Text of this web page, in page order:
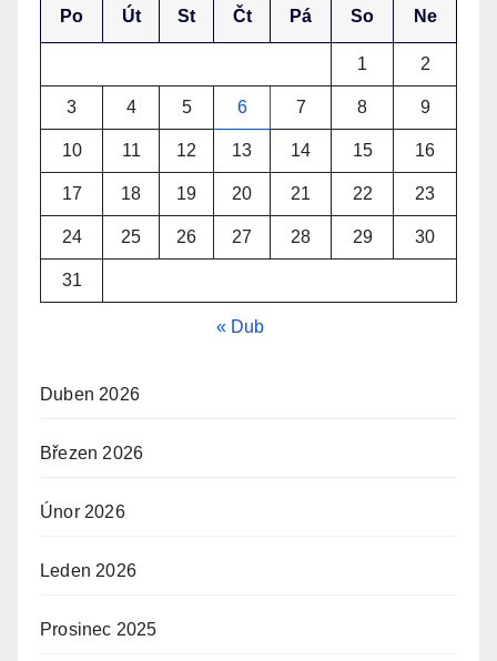
Po Út St Čt Pá So Ne
1 2
3 4 5 6 7 8 9
10 11 12 13 14 15 16
17 18 19 20 21 22 23
24 25 26 27 28 29 30
31
« Dub
Duben 2026
Březen 2026
Únor 2026
Leden 2026
Prosinec 2025